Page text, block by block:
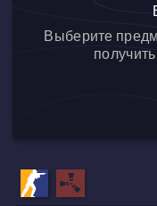
Выберите